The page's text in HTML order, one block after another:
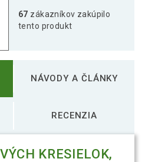
67 zákazníkov zakúpilo
tento produkt
NÁVODY A ČLÁNKY
RECENZIA
KRESIELOK,